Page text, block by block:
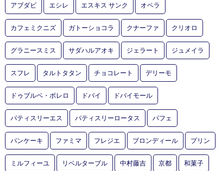
アブダビ エシレ エスキス サンク オペラ
カフェミクニズ ガトーショコラ クナーファ クリオロ
グラニースミス サダハルアオキ ジェラート ジュメイラ
スフレ タルトタタン チョコレート デリーモ
ドゥブルベ・ボレロ ドバイ ドバイモール
パティスリーエス パティスリーロータス パフェ
パンケーキ ファミマ フレジエ ブロンディール プリン
ミルフィーユ リベルターブル 中村藤吉 京都 和菓子